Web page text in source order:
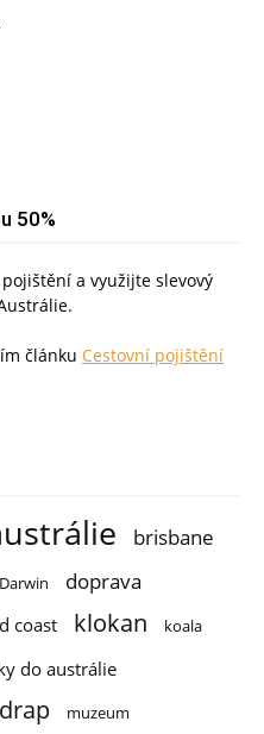
50%
a využijte slevový
článku Cestovní pojištění
brisbane
Darwin doprava
coast klokan koala
do austrálie
muzeum